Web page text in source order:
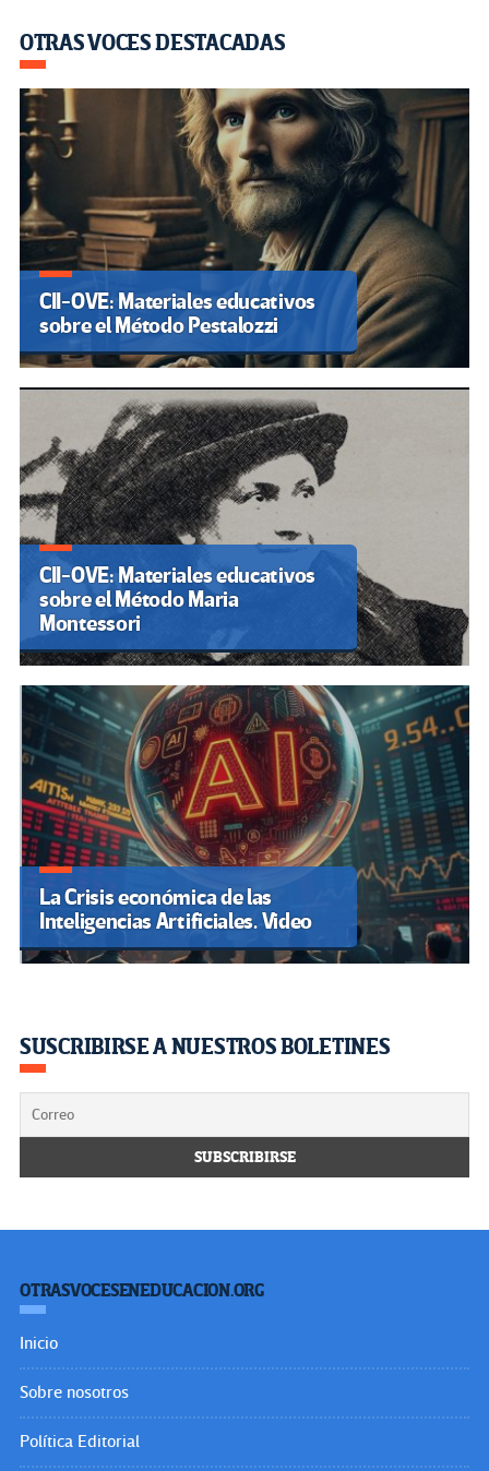
OTRAS VOCES DESTACADAS
CII-OVE: Materiales educativos
sobre el Método Pestalozzi
CII-OVE: Materiales educativos
sobre el Método Maria
Montessori
La Crisis económica de las
Inteligencias Artificiales. Video
SUSCRIBIRSE A NUESTROS BOLETINES
OTRASVOCESENEDUCACION.ORG
Inicio
Sobre nosotros
Política Editorial